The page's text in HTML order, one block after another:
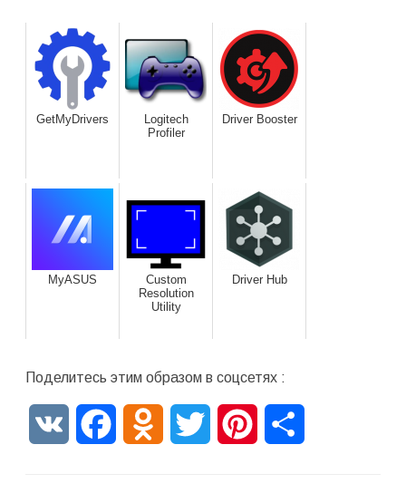
GetMyDrivers
Logitech
Profiler
Driver Booster
MyASUS
Custom
Resolution
Utility
Driver Hub
Поделитесь этим образом в соцсетях :
VK FacebookOdnoklassniki
Twitter Pinterest